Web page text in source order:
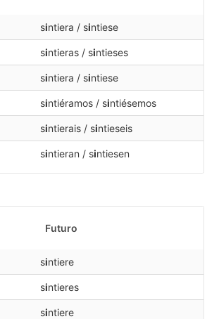
sintiera / sintiese
sintieras / sintieses
sintiera / sintiese
sintiéramos / sintiésemos
sintierais / sintieseis
sintieran / sintiesen
Futuro
sintiere
sintieres
sintiere